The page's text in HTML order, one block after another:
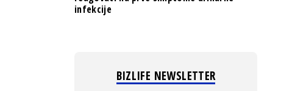
infekcije
BIZLIFE NEWSLETTER